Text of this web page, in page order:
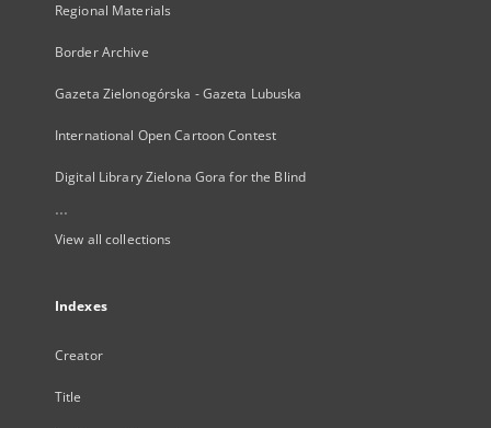
Regional Materials
Border Archive
Gazeta Zielonogórska - Gazeta Lubuska
International Open Cartoon Contest
Digital Library Zielona Gora for the Blind
...
View all collections
Indexes
Creator
Title